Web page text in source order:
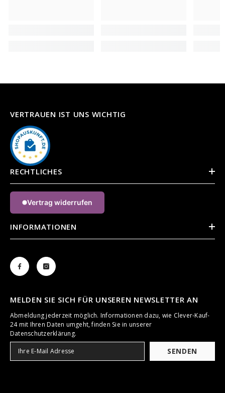
VERTRAUEN IST UNS WICHTIG
RECHTLICHES
Vertrag widerrufen
INFORMATIONEN
MELDEN SIE SICH FÜR UNSEREN NEWSLETTER AN
Abmeldung jederzeit möglich. Informationen dazu, wie Clever-Kauf-
24 mit Ihren Daten umgeht, finden Sie in unserer
Datenschutzerklärung.
SENDEN